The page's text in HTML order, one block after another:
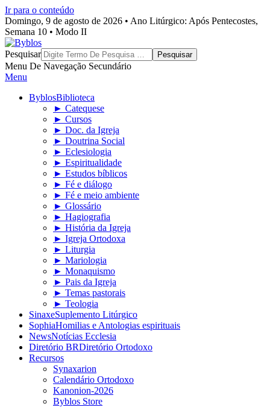
Ir para o conteúdo
Domingo, 9 de agosto de 2026 • Ano Litúrgico: Após Pentecostes,
Semana 10 • Modo II
Byblos
Pesquisar
Menu De Navegação Secundário
Menu
ByblosBiblioteca
► Catequese
► Cursos
► Doc. da Igreja
► Doutrina Social
► Eclesiologia
► Espiritualidade
► Estudos bíblicos
► Fé e diálogo
► Fé e meio ambiente
► Glossário
► Hagiografia
► História da Igreja
► Igreja Ortodoxa
► Liturgia
► Mariologia
► Monaquismo
► Pais da Igreja
► Temas pastorais
► Teologia
SinaxeSuplemento Litúrgico
SophiaHomilias e Antologias espirituais
NewsNotícias Ecclesia
Diretório BRDiretório Ortodoxo
Recursos
Synaxarion
Calendário Ortodoxo
Kanonion-2026
Byblos Store